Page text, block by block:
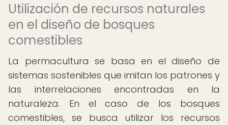
Utilización de recursos naturales
en el diseño de bosques
comestibles
La permacultura se basa en el diseño de
sistemas sostenibles que imitan los patrones y
las interrelaciones encontradas en la
naturaleza. En el caso de los bosques
comestibles, se busca utilizar los recursos